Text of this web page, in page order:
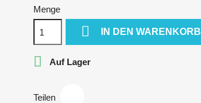
Menge
 IN DEN WARENKORB
 Auf Lager
Teilen